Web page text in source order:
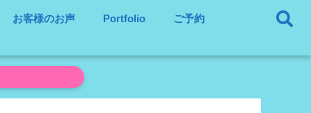
お客様のお声 Portfolio ご予約